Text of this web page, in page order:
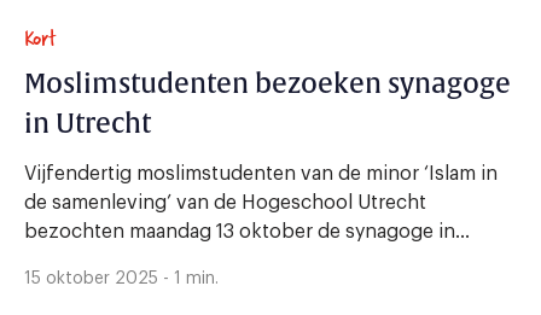
Kort
Moslimstudenten bezoeken synagoge
in Utrecht
Vijfendertig moslimstudenten van de minor ‘Islam in
de samenleving’ van de Hogeschool Utrecht
bezochten maandag 13 oktober de synagoge in...
15 oktober 2025 - 1 min.